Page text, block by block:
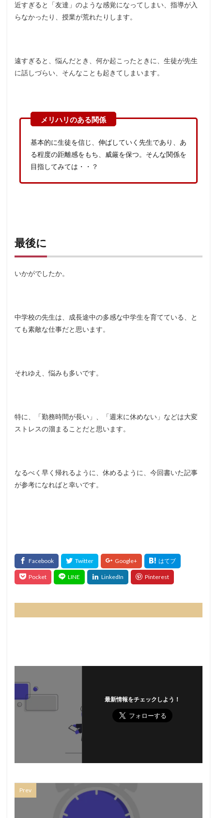
近すぎると「友達」のような感覚になってしまい、指導が入
らなかったり、授業が荒れたりします。
遠すぎると、悩んだとき、何か起こったときに、生徒が先生
に話しづらい、そんなことも起きてしまいます。
基本的に生徒を信じ、伸ばしていく先生であり、あ
る程度の距離感をもち、威厳を保つ。そんな関係を
目指してみては・・？
最後に
いかがでしたか。
中学校の先生は、成長途中の多感な中学生を育てている、と
ても素敵な仕事だと思います。
それゆえ、悩みも多いです。
特に、「勤務時間が長い」、「週末に休めない」などは大変
ストレスの溜まることだと思います。
なるべく早く帰れるように、休めるように、今回書いた記事
が参考になればと幸いです。
最新情報をチェックしよう！
Prev